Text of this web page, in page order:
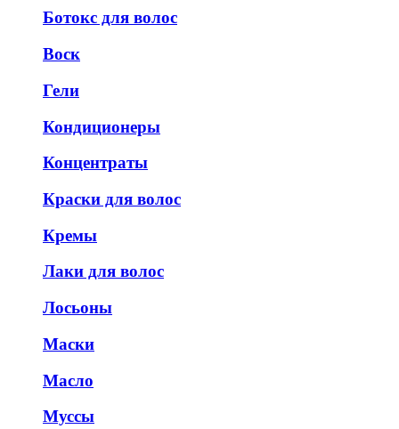
Ботокс для волос
Воск
Гели
Кондиционеры
Концентраты
Краски для волос
Кремы
Лаки для волос
Лосьоны
Маски
Масло
Муссы